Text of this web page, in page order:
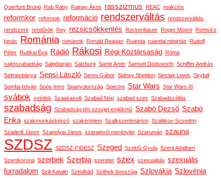
Querfurti Brunó
Rab Ráby Rajnay Ákos rasszizmus REAC reakciós
reformkor reformok reformáció rendszerváltás rendszerváltás
rendszere rendőrök Rey rezsicsökkentés Rockenbauer Roger Moore
Romsics
Ignác
Románia románok Ronald Reagan Ruanda ruandai népirtás
Rudolf
Péter
Ruttkai Éva Rádió Rákosi Régi Köztársaság
Róma
sajtószabadság Salgótarján Salzburg Samir Amin Samuel Dodsworth Schiffer András
Selmecbánya Sepsi László Seres Gábor Sidney Sheldon Sinclair Lewis Skyfall
Somfai István Soós Imre Spanyolország Spectre Star Wars Star Wars III
svábok svédek Szaakasvili Szabad Nép szabad szex Szabadszállás
szabadság Szabadság téri szovjet emlékmű Szabó Dezső Szabó
Erika szakmunkásképző szakértelem Szalkszentmárton Szaltikov-Scsedrin
Szalárdi János Szapolyai János szarajevói merénylet Szarumán szauna
SZDSZ SZDSZ-FIDESZ Szeged Szekfű Gyula Szent Adalbert
Szentkorona szerbek Szerbia szeretet szex szexualitás szexuális
forradalom Szili Katalin Szindbád Szithek bosszúja Szlovákia Szlovénia